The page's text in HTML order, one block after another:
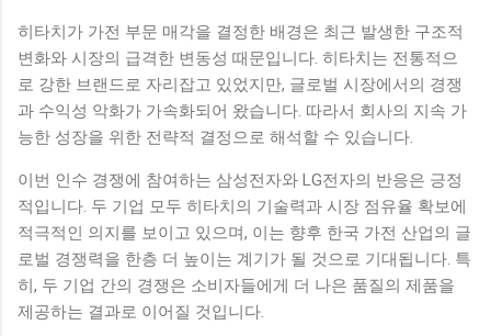
히타치가 가전 부문 매각을 결정한 배경은 최근 발생한 구조적
변화와 시장의 급격한 변동성 때문입니다. 히타치는 전통적으
로 강한 브랜드로 자리잡고 있었지만, 글로벌 시장에서의 경쟁
과 수익성 악화가 가속화되어 왔습니다. 따라서 회사의 지속 가
능한 성장을 위한 전략적 결정으로 해석할 수 있습니다.
이번 인수 경쟁에 참여하는 삼성전자와 LG전자의 반응은 긍정
적입니다. 두 기업 모두 히타치의 기술력과 시장 점유율 확보에
적극적인 의지를 보이고 있으며, 이는 향후 한국 가전 산업의 글
로벌 경쟁력을 한층 더 높이는 계기가 될 것으로 기대됩니다. 특
히, 두 기업 간의 경쟁은 소비자들에게 더 나은 품질의 제품을
제공하는 결과로 이어질 것입니다.